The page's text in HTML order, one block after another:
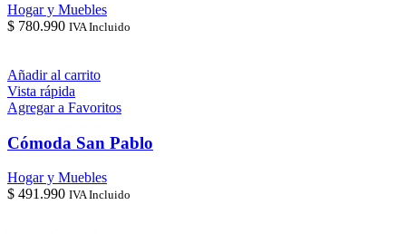
Hogar y Muebles
$ 780.990 IVA Incluido
Añadir al carrito
Vista rápida
Agregar a Favoritos
Cómoda San Pablo
Hogar y Muebles
$ 491.990 IVA Incluido